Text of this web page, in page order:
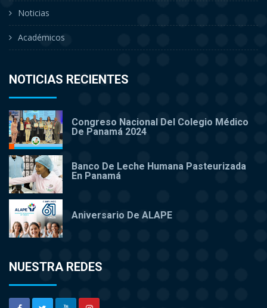
Noticias
Académicos
NOTICIAS RECIENTES
Congreso Nacional Del Colegio Médico
De Panamá 2024
Banco De Leche Humana Pasteurizada
En Panamá
Aniversario De ALAPE
NUESTRA REDES